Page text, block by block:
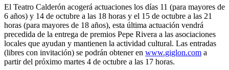
El Teatro Calderón acogerá actuaciones los días 11 (para mayores de
6 años) y 14 de octubre a las 18 horas y el 15 de octubre a las 21
horas (para mayores de 18 años), esta última actuación vendrá
precedida de la entrega de premios Pepe Rivera a las asociaciones
locales que ayudan y mantienen la actividad cultural. Las entradas
(libres con invitación) se podrán obtener en www.giglon.com a
partir del próximo martes 4 de octubre a las 17 horas.